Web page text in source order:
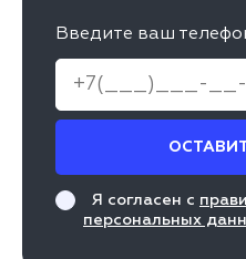
Введите ваш
Я согласен с
персональных